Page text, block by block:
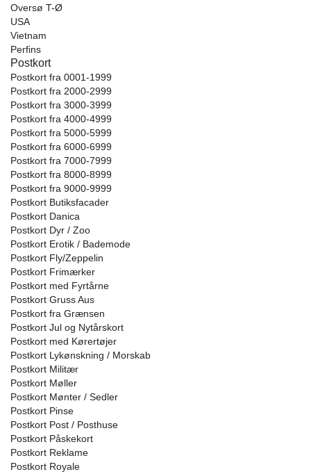
Oversø T-Ø
USA
Vietnam
Perfins
Postkort
Postkort fra 0001-1999
Postkort fra 2000-2999
Postkort fra 3000-3999
Postkort fra 4000-4999
Postkort fra 5000-5999
Postkort fra 6000-6999
Postkort fra 7000-7999
Postkort fra 8000-8999
Postkort fra 9000-9999
Postkort Butiksfacader
Postkort Danica
Postkort Dyr / Zoo
Postkort Erotik / Bademode
Postkort Fly/Zeppelin
Postkort Frimærker
Postkort med Fyrtårne
Postkort Gruss Aus
Postkort fra Grænsen
Postkort Jul og Nytårskort
Postkort med Kørertøjer
Postkort Lykønskning / Morskab
Postkort Militær
Postkort Møller
Postkort Mønter / Sedler
Postkort Pinse
Postkort Post / Posthuse
Postkort Påskekort
Postkort Reklame
Postkort Royale